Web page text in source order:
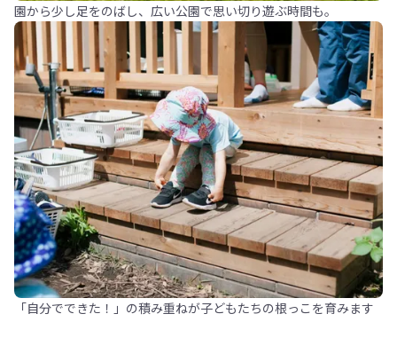
園から少し足をのばし、広い公園で思い切り遊ぶ時間も。
「自分でできた！」の積み重ねが子どもたちの根っこを育みます